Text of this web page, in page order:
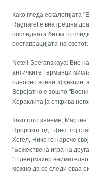
Како гледа
Ragnaret е внатрешна
последната битка го
реставрацијата на светот.
Netell Speranskaya: Вие
античките Германци
односно воени, функции, а
Веројатно е зошто
Хераклита ја открива
Како што знаеме, Мартин
Пророкот од Ефес, тој
Хегел, Ниче го нарече
"Божествена игра на
"Шлеермахер внимателно
можно да се следи оваа